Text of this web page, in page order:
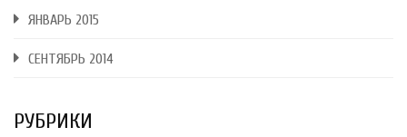
ЯНВАРЬ 2015
СЕНТЯБРЬ 2014
РУБРИКИ